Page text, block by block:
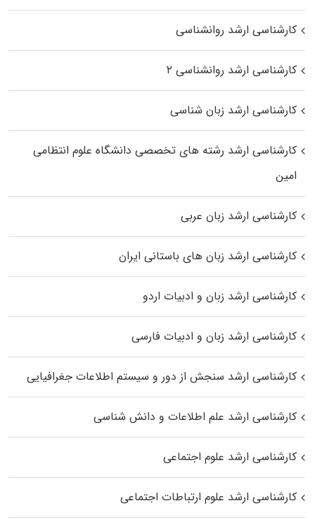
کارشناسی ارشد روانشناسی
کارشناسی ارشد روانشناسی ۲
کارشناسی ارشد زبان شناسی
کارشناسی ارشد رﺷﺘﻪ ﻫﺎی تخصصی داﻧﺸﮕﺎه ﻋﻠﻮم انتظامی
اﻣﻴﻦ
کارشناسی ارشد زبان عربی
کارشناسی ارشد زبان‌ های باستانی ایران
کارشناسی ارشد زبان و ادبیات اردو
کارشناسی ارشد زبان و ادبیات فارسی
کارشناسی ارشد سنجش از دور و سیستم اطلاعات جغرافیایی
کارشناسی ارشد علم اطلاعات و دانش شناسی
کارشناسی ارشد علوم اجتماعی
کارشناسی ارشد علوم ارتباطات اجتماعی